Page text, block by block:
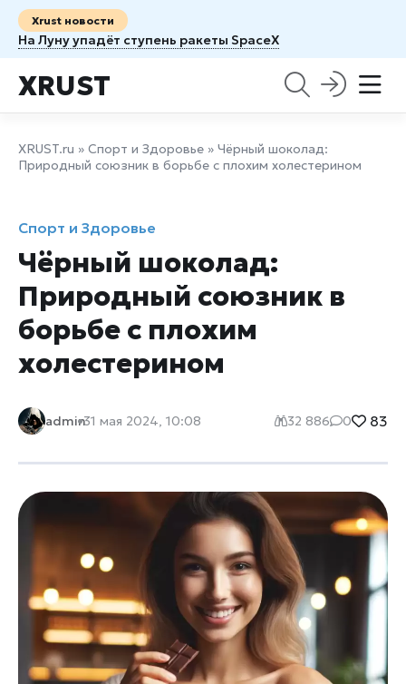
Xrust новости
На Луну упадёт ступень ракеты SpaceX
XRUST
XRUST.ru » Спорт и Здоровье » Чёрный шоколад:
Природный союзник в борьбе с плохим холестерином
Спорт и Здоровье
Чёрный шоколад:
Природный союзник в
борьбе с плохим
холестерином
admin31 мая 2024, 10:08 32 886 0 83